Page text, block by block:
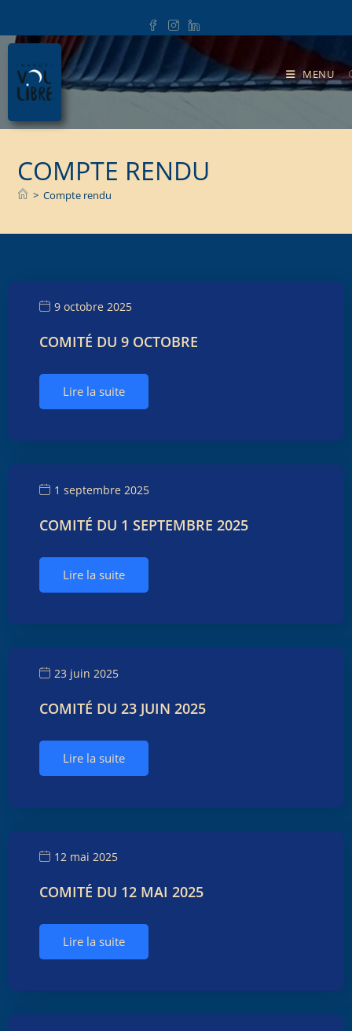
MENU
COMPTE RENDU
> Compte rendu
9 octobre 2025
COMITÉ DU 9 OCTOBRE
Lire la suite
1 septembre 2025
COMITÉ DU 1 SEPTEMBRE 2025
Lire la suite
23 juin 2025
COMITÉ DU 23 JUIN 2025
Lire la suite
12 mai 2025
COMITÉ DU 12 MAI 2025
Lire la suite